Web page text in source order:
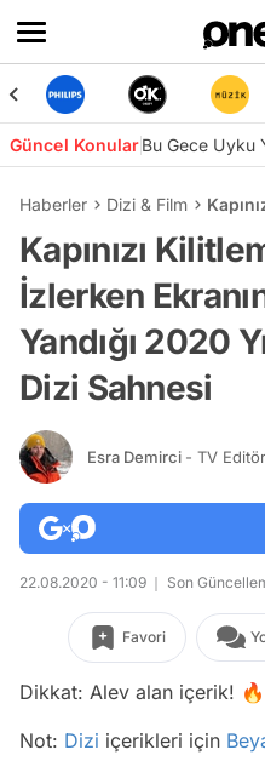
Güncel KonularBu Gece Uyku
Haberler Dizi & Film
Kapınızı
İzlerken
Yandığı 2020
Dizi Sahnesi
Esra Demirci - TV
22.08.2020 - 11:09 Son
Favori
Dikkat: Alev alan içerik!
Not: Dizi içerikleri için